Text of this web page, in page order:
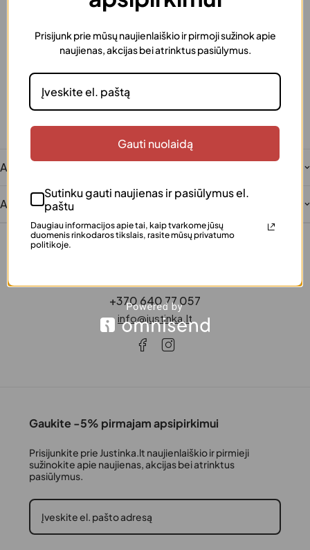
Greitas pristatymas
Dovanos pakavimas
Šią prekę galima supakuoti kaip dovaną
Saugus atsiskaitymas
Klientų įvertinta
Šimtai patenkintų klientų
Aprašymas
Atsiliepimai
+370 640 77 057
info@justinka.lt
Gaukite -5% pirmajam apsipirkimui
Prisijunkite prie Justinka.lt naujienlaiškio ir pirmieji
sužinokite apie naujienas, akcijas bei atrinktus
pasiūlymus.
Prisijunk prie mūsų naujienlaiškio ir pirmoji sužinok apie
naujienas, akcijas bei atrinktus pasiūlymus.
Gauti nuolaidą
Sutinku gauti naujienas ir pasiūlymus el.
paštu
Daugiau informacijos apie tai, kaip tvarkome jūsų
duomenis rinkodaros tikslais, rasite mūsų privatumo
politikoje.